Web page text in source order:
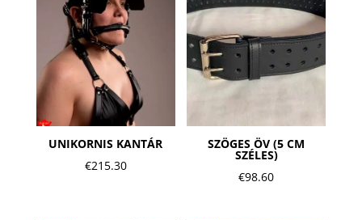
UNIKORNIS KANTÁR
€215.30
SZÖGES ÖV (5 CM
SZÉLES)
€98.60